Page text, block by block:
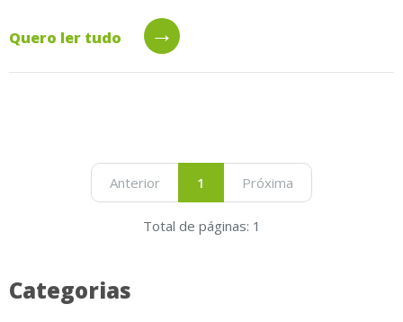
Quero ler tudo →
Anterior 1 Próxima
Total de páginas: 1
Categorias